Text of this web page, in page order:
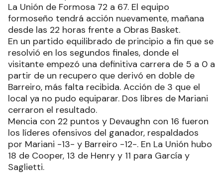
La Unión de Formosa 72 a 67. El equipo
formoseño tendrá acción nuevamente, mañana
desde las 22 horas frente a Obras Basket.
En un partido equilibrado de principio a fin que se
resolvió en los segundos finales, donde el
visitante empezó una definitiva carrera de 5 a 0 a
partir de un recupero que derivó en doble de
Barreiro, más falta recibida. Acción de 3 que el
local ya no pudo equiparar. Dos libres de Mariani
cerraron el resultado.
Mencia con 22 puntos y Devaughn con 16 fueron
los líderes ofensivos del ganador, respaldados
por Mariani -13- y Barreiro -12-. En La Unión hubo
18 de Cooper, 13 de Henry y 11 para García y
Saglietti.